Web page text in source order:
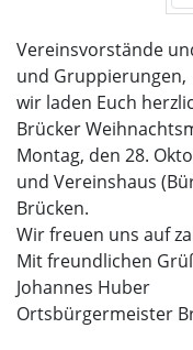
Vereinsvorstände
und Gruppierungen,
wir laden Euch
Brücker
Montag, den 28.
und Vereinshaus
Brücken.
Wir freuen uns auf
Mit freundlichen
Johannes Huber
Ortsbürgermeister